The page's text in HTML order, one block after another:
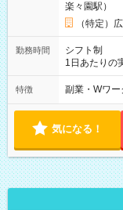
楽々園駅）
（特定）
勤務時間
シフト制
1日あたりの
勤）・8時～
あたりの給
特徴 副業・Wワー
気になる！